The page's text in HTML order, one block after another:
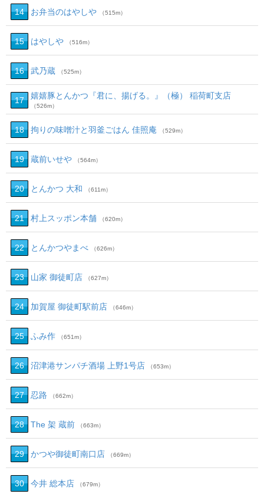
14 お弁当のはやしや （515m）
15 はやしや （516m）
16 武乃蔵 （525m）
17 嬉嬉豚とんかつ『君に、揚げる。』（極） 稲荷町支店
（526m）
18 拘りの味噌汁と羽釜ごはん 佳照庵 （529m）
19 蔵前いせや （564m）
20 とんかつ 大和 （611m）
21 村上スッポン本舗 （620m）
22 とんかつやまべ （626m）
23 山家 御徒町店 （627m）
24 加賀屋 御徒町駅前店 （646m）
25 ふみ作 （651m）
26 沼津港サンパチ酒場 上野1号店 （653m）
27 忍路 （662m）
28 The 架 蔵前 （663m）
29 かつや御徒町南口店 （669m）
30 今井 総本店 （679m）